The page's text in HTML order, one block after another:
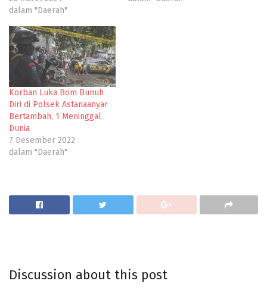
dalam "Daerah"
Korban Luka Bom Bunuh
Diri di Polsek Astanaanyar
Bertambah, 1 Meninggal
Dunia
7 Desember 2022
dalam "Daerah"
Discussion about this post